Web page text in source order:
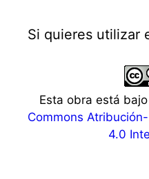
Si quieres utilizar
Esta obra está
Commons
4.0